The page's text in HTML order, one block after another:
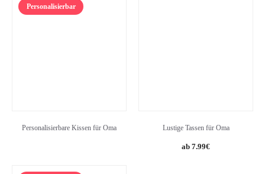
Personalisierbar
Personalisierbare Kissen für Oma Lustige Tassen für Oma
Original
7.99€Current